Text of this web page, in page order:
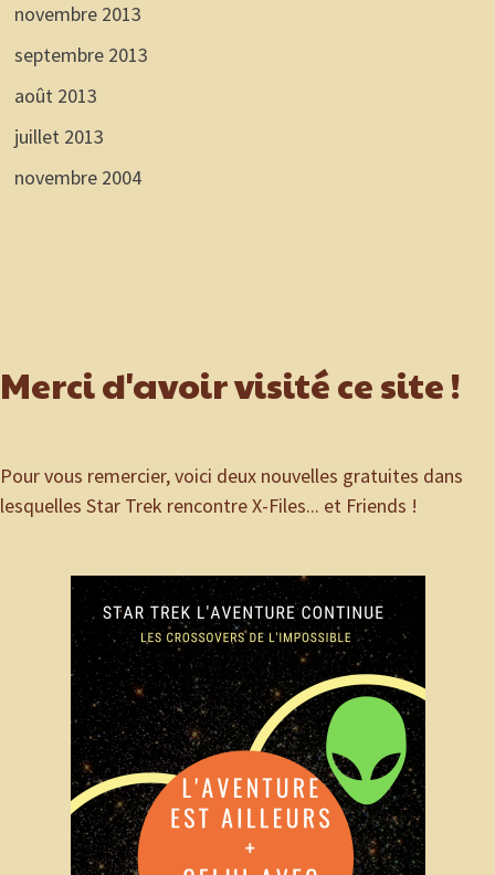
novembre 2013
septembre 2013
août 2013
juillet 2013
novembre 2004
Merci d'avoir visité ce site !
Pour vous remercier, voici deux nouvelles gratuites dans
lesquelles Star Trek rencontre X-Files... et Friends !